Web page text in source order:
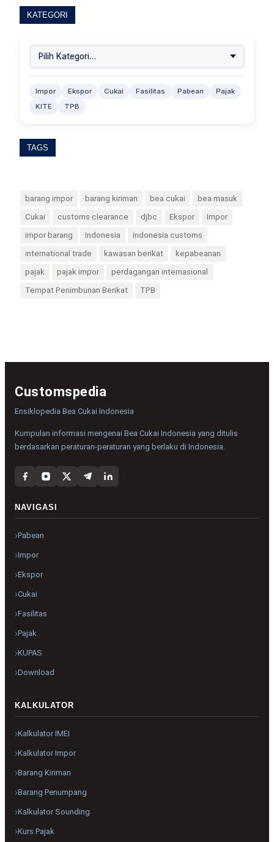
KATEGORI
Impor Ekspor Cukai Fasilitas Pabean
Pajak
KITE
TPB
TAGS
barang impor barang kiriman bea cukai
bea masuk
Cukai
customs clearance djbc Ekspor
Impor
impor barang
Indonesia
indonesia customs
international trade
kawasan berikat
kepabeanan
pajak
pajak impor
perdagangan internasional
Tempat Penimbunan Berikat
TPB
Customspedia
Ensiklopedia Bea Cukai Indonesia
Kumpulan informasi mengenai Bea Cukai Indonesia yang ditulis
berdasarkan peraturan-peraturan yang berlaku di Indonesia.
NAVIGASI
Pabean
Impor
Ekspor
Cukai
Fasilitas
Pajak
KUPAS
Download
KALKULATOR
Kalkulator IMEI
Kalkulator Impor
Barang Kiriman
Barang Penumpang
Kalkulator Sounding
Kurs Pajak